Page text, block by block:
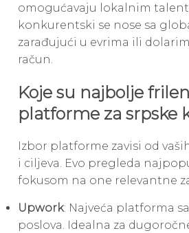
omogućavaju lokalnim
konkurentski se nose sa
zarađujući u evrima ili
račun.
Koje su najbolje
platforme za srpske
Izbor platforme zavisi od
i ciljeva. Evo pregleda
fokusom na one relevantne
Upwork: Najveća platforma
poslova. Idealna za